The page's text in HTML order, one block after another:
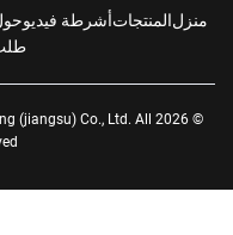
المنتجاتأشرطة فيديو حول بنا
طلب
(jiangsu) Co., Ltd. All